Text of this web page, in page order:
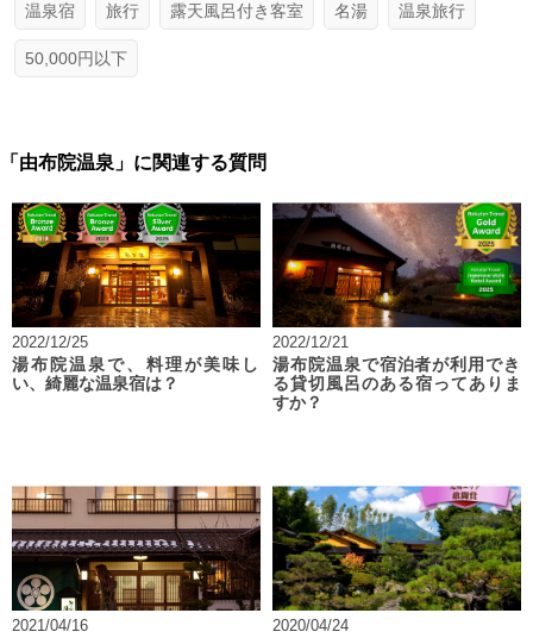
温泉宿 旅行 露天風呂付き客室 名湯 温泉旅行
50,000円以下
「由布院温泉」に関連する質問
2022/12/25
湯布院温泉で、料理が美味し
い、綺麗な温泉宿は？
2022/12/21
湯布院温泉で宿泊者が利用でき
る貸切風呂のある宿ってありま
すか？
2021/04/16
2020/04/24